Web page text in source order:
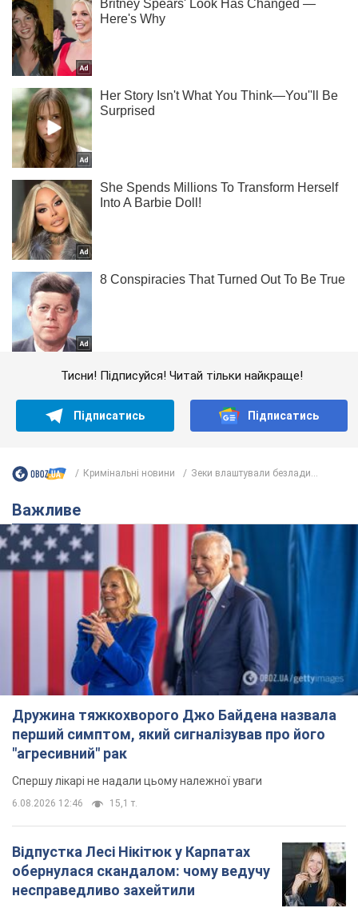
Тисни! Підписуйся! Читай тільки найкраще!
Підписатись Підписатись
Кримінальні новини Зеки влаштували безлади...
Важливе
Дружина тяжкохворого Джо Байдена назвала
перший симптом, який сигналізував про його
"агресивний" рак
Спершу лікарі не надали цьому належної уваги
6.08.2026 12:46 15,1 т.
Відпустка Лесі Нікітюк у Карпатах
обернулася скандалом: чому ведучу
несправедливо захейтили